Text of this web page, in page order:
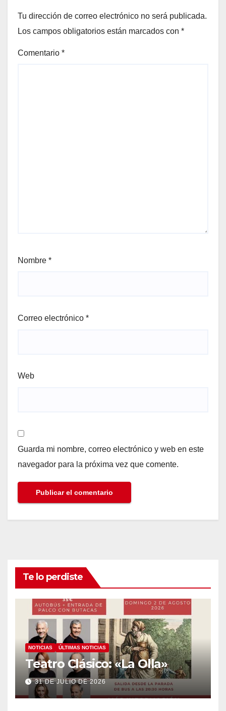
Tu dirección de correo electrónico no será publicada.
Los campos obligatorios están marcados con *
Comentario *
Nombre *
Correo electrónico *
Web
Guarda mi nombre, correo electrónico y web en este
navegador para la próxima vez que comente.
Te lo perdiste
NOTICIAS ÚLTIMAS NOTICIAS
Teatro Clásico: «La Olla»
31 DE JULIO DE 2026